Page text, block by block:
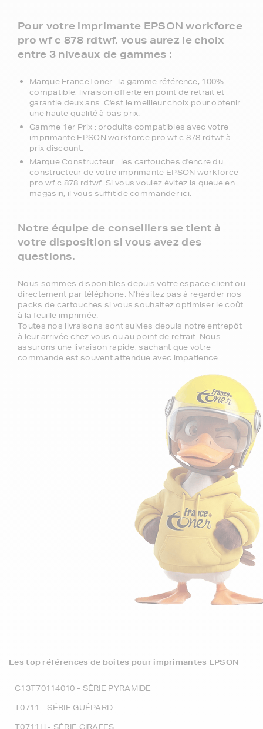
Pour votre imprimante EPSON workforce
pro wf c 878 rdtwf, vous aurez le choix
entre 3 niveaux de gammes :
Marque FranceToner : la gamme référence, 100%
compatible, livraison offerte en point de retrait et
garantie deux ans. C'est le meilleur choix pour obtenir
une haute qualité à bas prix.
Gamme 1er Prix : produits compatibles avec votre
imprimante EPSON workforce pro wf c 878 rdtwf à
prix discount.
Marque Constructeur : les cartouches d'encre du
constructeur de votre imprimante EPSON workforce
pro wf c 878 rdtwf. Si vous voulez évitez la queue en
magasin, il vous suffit de commander ici.
Notre équipe de conseillers se tient à
votre disposition si vous avez des
questions.
Nous sommes disponibles depuis votre espace client ou
directement par téléphone. N'hésitez pas à regarder nos
packs de cartouches si vous souhaitez optimiser le coût
à la feuille imprimée.
Toutes nos livraisons sont suivies depuis notre entrepôt
à leur arrivée chez vous ou au point de retrait. Nous
assurons une livraison rapide, sachant que votre
commande est souvent attendue avec impatience.
Les top références de boites pour imprimantes EPSON
C13T70114010 - SÉRIE PYRAMIDE
T0711 - SÉRIE GUÉPARD
T0711H - SÉRIE GIRAFES